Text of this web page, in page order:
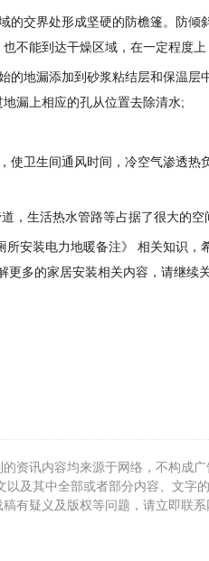
的交界处形成坚硬的防檐篷。防
也不能到达干燥区域，在一定程度
的地漏添加到砂浆粘结层和保温
漏上相应的孔从位置去除清水;
使卫生间通风时间，冷空气渗透
，生活热水管路等占据了很大的
所安装电力地暖备注》 相关知识
更多的家居安装相关内容，请继续
资讯内容均来源于网络，不构成
及其中全部或者部分内容、文字
有疑义及版权等问题，请立即联